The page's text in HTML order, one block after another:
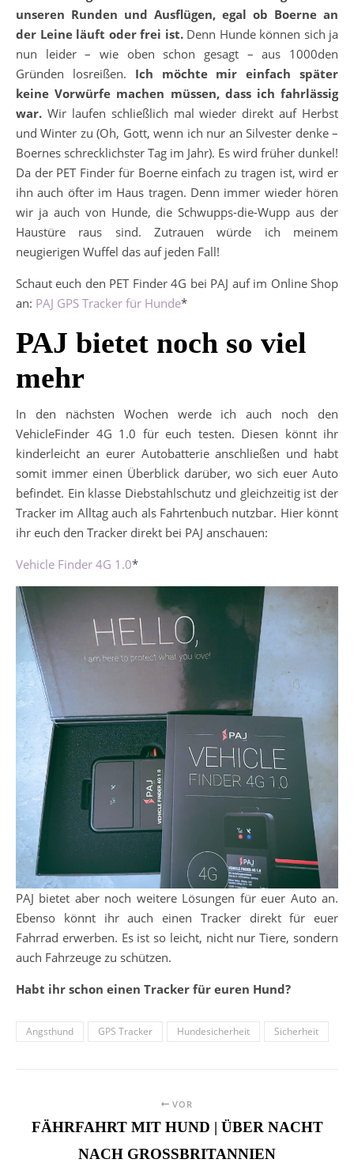
unseren Runden und Ausflügen, egal ob Boerne an
der Leine läuft oder frei ist.Denn Hunde können sich ja
nun leider – wie oben schon gesagt – aus 1000den
Gründen losreißen. Ich möchte mir einfach später
keine Vorwürfe machen müssen, dass ich fahrlässig
war. Wir laufen schließlich mal wieder direkt auf Herbst
und Winter zu (Oh, Gott, wenn ich nur an Silvester denke –
Boernes schrecklichster Tag im Jahr). Es wird früher dunkel!
Da der PET Finder für Boerne einfach zu tragen ist, wird er
ihn auch öfter im Haus tragen. Denn immer wieder hören
wir ja auch von Hunde, die Schwupps-die-Wupp aus der
Haustüre raus sind. Zutrauen würde ich meinem
neugierigen Wuffel das auf jeden Fall!
Schaut euch den PET Finder 4G bei PAJ auf im Online Shop
an: PAJ GPS Tracker für Hunde*
PAJ bietet noch so viel
mehr
In den nächsten Wochen werde ich auch noch den
VehicleFinder 4G 1.0 für euch testen. Diesen könnt ihr
kinderleicht an eurer Autobatterie anschließen und habt
somit immer einen Überblick darüber, wo sich euer Auto
befindet. Ein klasse Diebstahlschutz und gleichzeitig ist der
Tracker im Alltag auch als Fahrtenbuch nutzbar. Hier könnt
ihr euch den Tracker direkt bei PAJ anschauen:
Vehicle Finder 4G 1.0*
PAJ bietet aber noch weitere Lösungen für euer Auto an.
Ebenso könnt ihr auch einen Tracker direkt für euer
Fahrrad erwerben. Es ist so leicht, nicht nur Tiere, sondern
auch Fahrzeuge zu schützen.
Habt ihr schon einen Tracker für euren Hund?
Angsthund GPS Tracker Hundesicherheit Sicherheit
VOR
FÄHRFAHRT MIT HUND | ÜBER NACHT
NACH GROSSBRITANNIEN